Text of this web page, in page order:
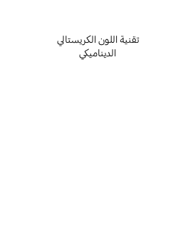
تقنية اللون الكريستالي
الديناميكي